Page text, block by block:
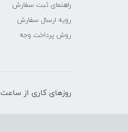
راهنمای ثبت سفارش
رویه ارسال سفارش
روش پرداخت وجه
روزهای کاری از ساعت 10 الی 14 و 18 الی 21، پاسخگوی شما هستیم